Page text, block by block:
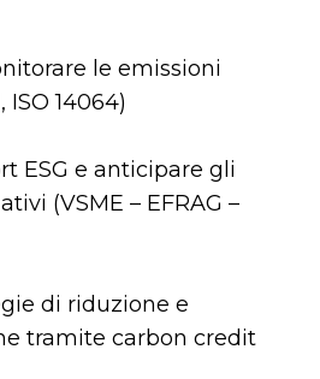
le emissioni
ISO 14064)
ESG e anticipare gli
(VSME – EFRAG –
di riduzione e
tramite carbon credit